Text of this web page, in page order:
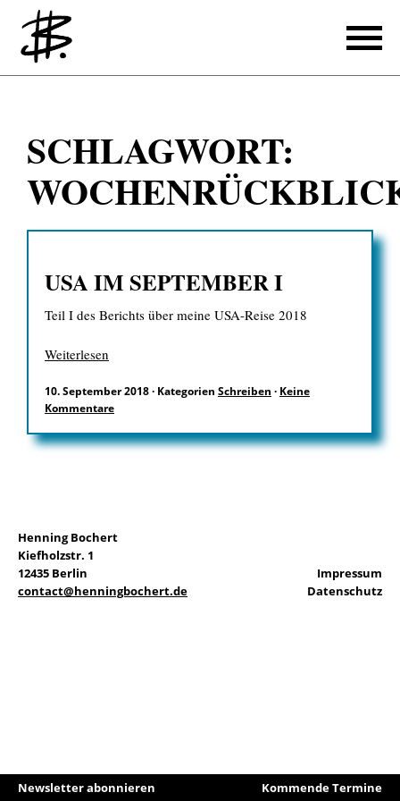
Schreiben
Referenzen
Produzieren
Übersetzen
Referenzen
Über mich
EN
Suchen
SCHLAGWORT:
USA IM SEPTEMBER I
Teil I des Berichts über meine USA-Reise 2018
Weiterlesen
10. September 2018· Kategorien Schreiben · Keine
Kommentare
Henning Bochert
Kiefholzstr. 1
12435 Berlin
contact@henningbochert.de
Impressum
Datenschutz
Newsletter abonnieren Kommende Termine